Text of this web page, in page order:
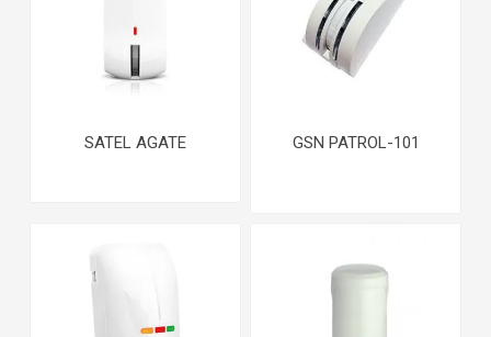
SATEL AGATE GSN PATROL-101